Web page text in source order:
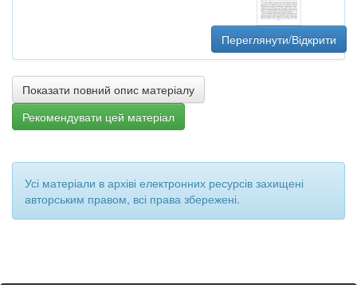
Переглянути/Відкрити
Показати повний опис матеріалу
Рекомендувати цей матеріал
Усі матеріали в архіві електронних ресурсів захищені
авторським правом, всі права збережені.